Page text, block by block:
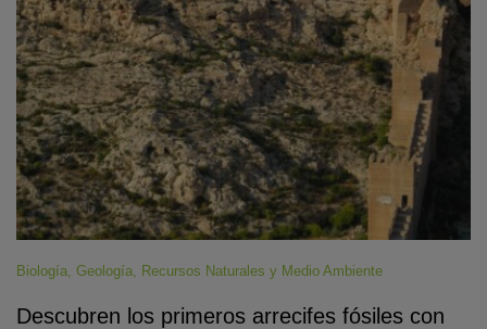
Biología, Geología, Recursos Naturales y Medio Ambiente
Descubren los primeros arrecifes fósiles con